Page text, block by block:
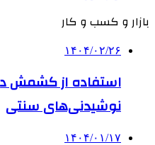
بازار و کسب و کار
۱۴۰۴/۰۲/۲۶
استفاده از کشمش
نوشیدنی‌های سنتی
۱۴۰۴/۰۱/۱۷